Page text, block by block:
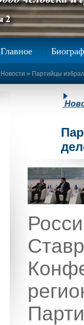
Главное
Новости » Партийцы